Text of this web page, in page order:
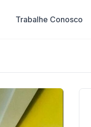
Trabalhe Conosco